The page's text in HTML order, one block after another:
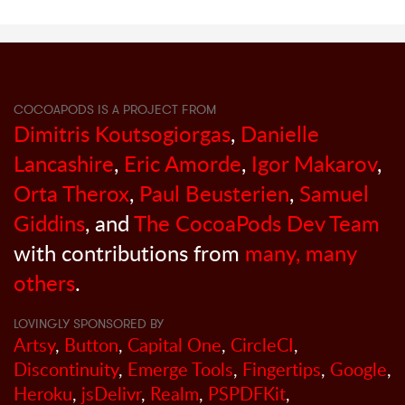
COCOAPODS IS A PROJECT FROM
Dimitris Koutsogiorgas, Danielle
Lancashire, Eric Amorde, Igor Makarov,
Orta Therox, Paul Beusterien, Samuel
Giddins, andThe CocoaPods Dev Team
with contributions from many, many
others.
LOVINGLY SPONSORED BY
Artsy, Button, Capital One, CircleCI,
Discontinuity, Emerge Tools, Fingertips, Google,
Heroku, jsDelivr, Realm, PSPDFKit,